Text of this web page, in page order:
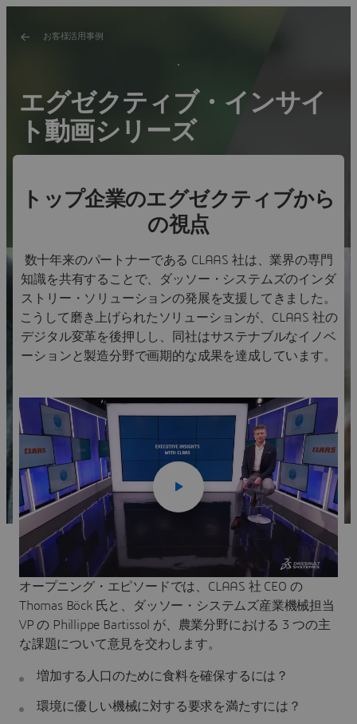
お客様活用事例
エグゼクティブ・インサイ
ト動画シリーズ
ください。ダッソー・システムズのスタジオでお客様と
の興味深いディスカッションを収録。業界第一人者の貴
重な意見を聞くことができます。
トップ企業のエグゼクティブから
の視点
数十年来のパートナーである CLAAS 社は、業界の専門
知識を共有することで、ダッソー・システムズのインダ
ストリー・ソリューションの発展を支援してきました。
こうして磨き上げられたソリューションが、CLAAS 社の
デジタル変革を後押しし、同社はサステナブルなイノベ
ーションと製造分野で画期的な成果を達成しています。
オープニング・エピソードでは、CLAAS 社 CEO の
Thomas Böck 氏と、ダッソー・システムズ産業機械担当
VP の Phillippe Bartissol が、農業分野における 3 つの主
な課題について意見を交わします。
増加する人口のために食料を確保するには？
環境に優しい機械に対する要求を満たすには？